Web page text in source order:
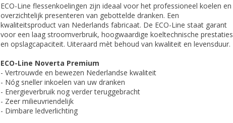
ECO-Line flessenkoelingen zijn ideaal voor het professioneel koelen en
overzichtelijk presenteren van gebottelde dranken. Een
kwaliteitsproduct van Nederlands fabricaat. De ECO-Line staat garant
voor een laag stroomverbruik, hoogwaardige koeltechnische prestaties
en opslagcapaciteit. Uiteraard mèt behoud van kwaliteit en levensduur.
ECO-Line Noverta Premium
- Vertrouwde en bewezen Nederlandse kwaliteit
- Nóg sneller inkoelen van uw dranken
- Energieverbruik nog verder teruggebracht
- Zeer milieuvriendelijk
- Dimbare ledverlichting